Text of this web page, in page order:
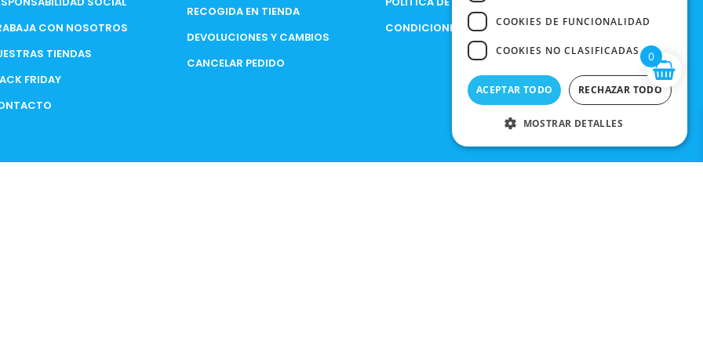
CON NOSOTROS
TIENDAS
FRIDAY
RECOGIDA EN TIENDA
DEVOLUCIONES Y CAMBIOS
CANCELAR PEDIDO
CONDICIONES DE COMPRA
0
COOKIES DE FUNCIONALIDAD
COOKIES NO CLASIFICADAS
ACEPTAR TODO RECHAZAR TODO
MOSTRAR DETALLES